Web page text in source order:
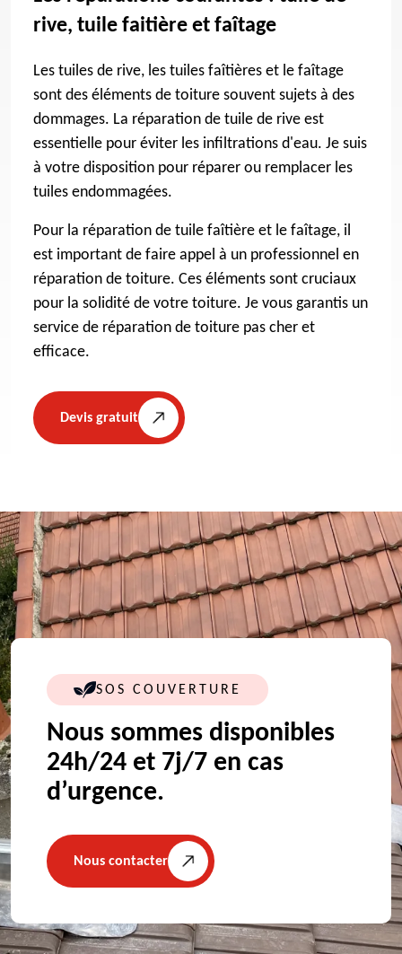
rive, tuile faitière et faîtage
Les tuiles de rive, les tuiles faîtières et le faîtage
sont des éléments de toiture souvent sujets à des
dommages. La réparation de tuile de rive est
essentielle pour éviter les infiltrations d'eau. Je suis
à votre disposition pour réparer ou remplacer les
tuiles endommagées.
Pour la réparation de tuile faîtière et le faîtage, il
est important de faire appel à un professionnel en
réparation de toiture. Ces éléments sont cruciaux
pour la solidité de votre toiture. Je vous garantis un
service de réparation de toiture pas cher et
efficace.
Devis gratuit
SOS COUVERTURE
Nous sommes disponibles
24h/24 et 7j/7 en cas
d’urgence.
Nous contacter